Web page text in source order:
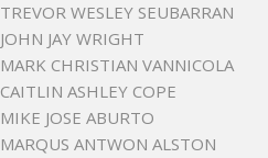
TREVOR WESLEY SEUBARRAN
JOHN JAY WRIGHT
MARK CHRISTIAN VANNICOLA
CAITLIN ASHLEY COPE
MIKE JOSE ABURTO
MARQUS ANTWON ALSTON